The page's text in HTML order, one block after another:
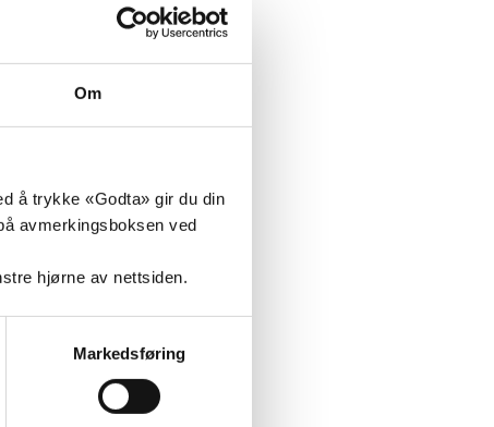
Om
å trykke «Godta» gir du din
avmerkingsboksen ved
hjørne av nettsiden.
Markedsføring